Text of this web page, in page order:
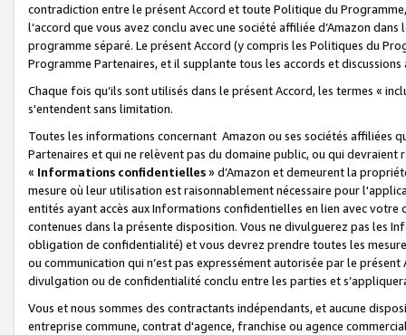
contradiction entre le présent Accord et toute Politique du
l’accord que vous avez conclu avec une société affiliée d’Amazon
programme séparé. Le présent Accord (y compris les Politiques du
Programme Partenaires, et il supplante tous les accords et discussions
Chaque fois qu’ils sont utilisés dans le présent Accord, les termes «
s'entendent sans limitation.
Toutes les informations concernant Amazon ou ses sociétés affiliées
Partenaires et qui ne relèvent pas du domaine public, ou qui
« Informations confidentielles» d’Amazon et demeurent la
mesure où leur utilisation est raisonnablement nécessaire pour
entités ayant accès aux Informations confidentielles en lien avec
contenues dans la présente disposition. Vous ne divulguerez pas les
obligation de confidentialité) et vous devrez prendre toutes les
ou communication qui n’est pas expressément autorisée par le
divulgation ou de confidentialité conclu entre les parties et
Vous et nous sommes des contractants indépendants, et aucune
entreprise commune, contrat d'agence, franchise ou agence